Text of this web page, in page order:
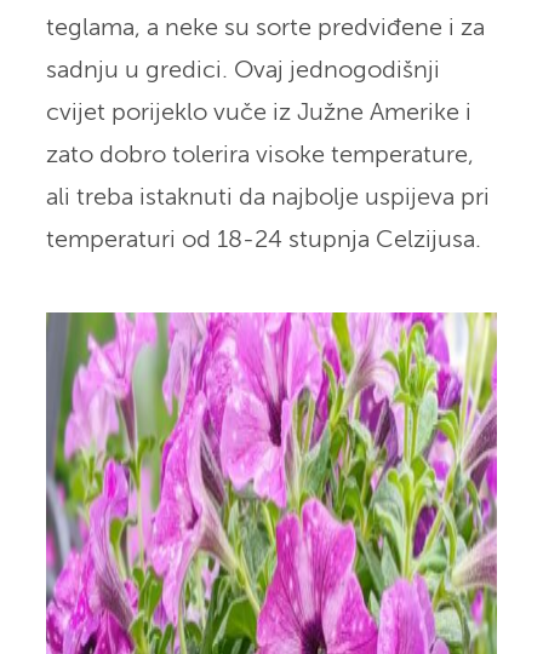
teglama, a neke su sorte predviđene i za
sadnju u gredici. Ovaj jednogodišnji
cvijet porijeklo vuče iz Južne Amerike i
zato dobro tolerira visoke temperature,
ali treba istaknuti da najbolje uspijeva pri
temperaturi od 18-24 stupnja Celzijusa.